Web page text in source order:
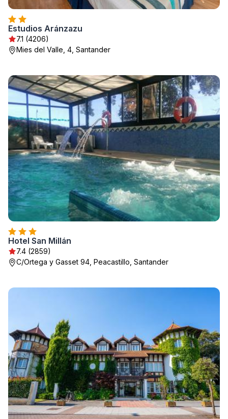
Estudios Aránzazu
7.1 (4206)
Mies del Valle, 4, Santander
Hotel San Millán
7.4 (2859)
C/Ortega y Gasset 94, Peacastillo, Santander